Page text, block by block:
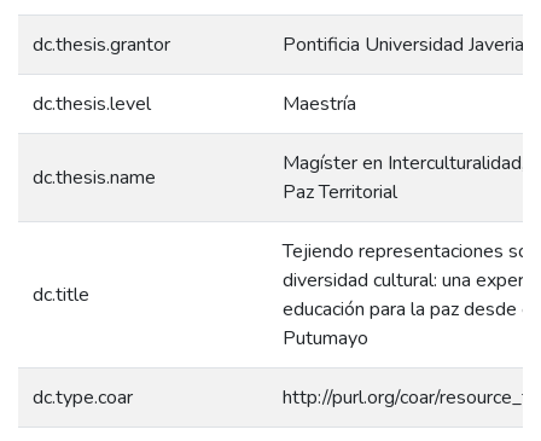
dc.thesis.grantor Pontificia Universidad
dc.thesis.level Maestría
dc.thesis.name
Magíster en Interculturalidad,
Paz Territorial
dc.title
Tejiendo representaciones
diversidad cultural: una
educación para la paz desde
Putumayo
dc.type.coar http://purl.org/coar/